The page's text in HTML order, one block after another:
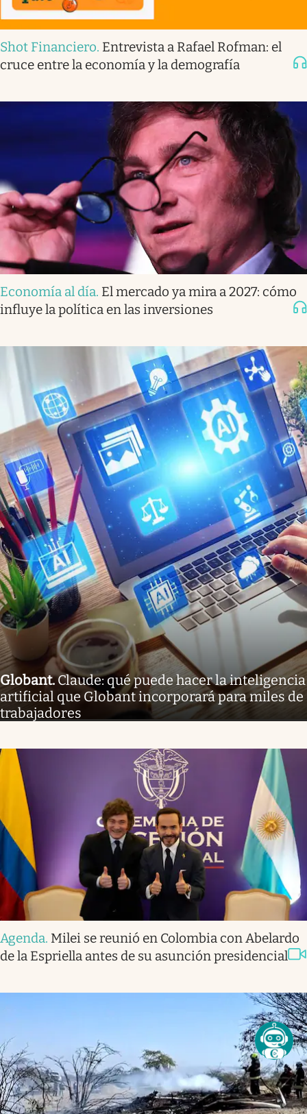
Shot Financiero. Entrevista a Rafael Rofman: el
cruce entre la economía y la demografía
Economía al día. El mercado ya mira a 2027: cómo
influye la política en las inversiones
Globant.Claude: qué puede hacer la inteligencia
artificial que Globant incorporará para miles de
trabajadores
Agenda. Milei se reunió en Colombia con Abelardo
de la Espriella antes de su asunción presidencial